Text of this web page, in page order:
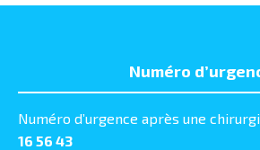
Numéro
Numéro d’urgence après une
16 56 43